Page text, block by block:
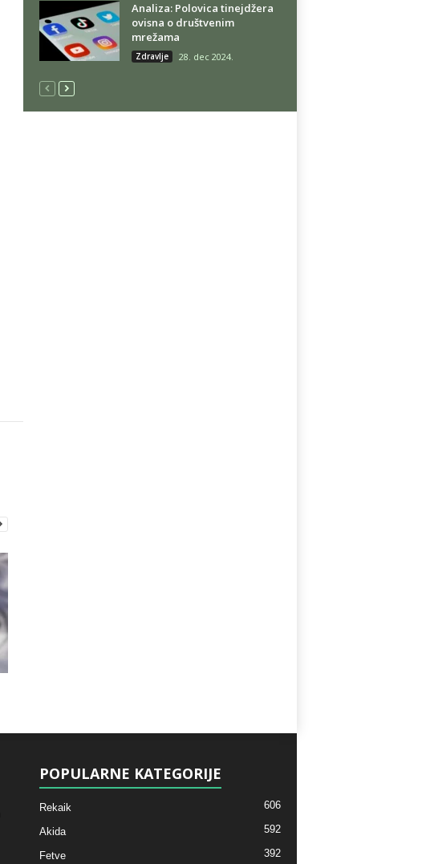
Analiza: Polovica tinejdžera
ovisna o društvenim
mrežama
Zdravlje 28. dec 2024.
POPULARNE KATEGORIJE
Rekaik 606
Akida 592
Fetve 392